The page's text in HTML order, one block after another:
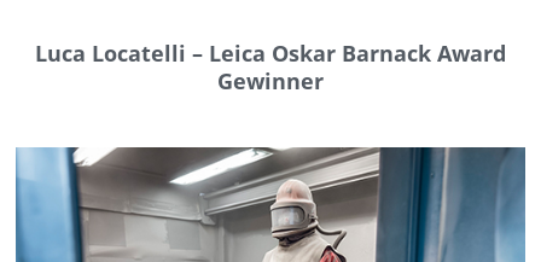
Luca Locatelli – Leica Oskar Barnack Award
Gewinner